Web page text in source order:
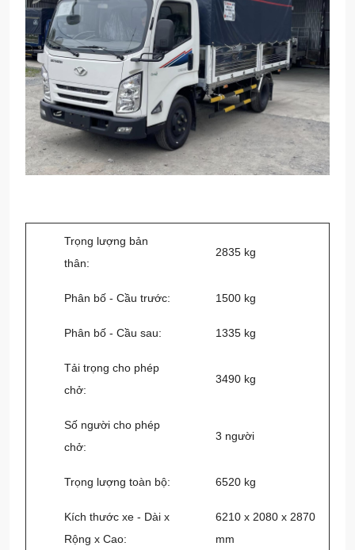
Trọng lượng bản
thân:
2835 kg
Phân bố - Cầu trước: 1500 kg
Phân bố - Cầu sau: 1335 kg
Tải trọng cho phép
chở:
3490 kg
Số người cho phép
chở:
3 người
Trọng lượng toàn bộ: 6520 kg
Kích thước xe - Dài x
Rộng x Cao:
6210 x 2080 x 2870
mm